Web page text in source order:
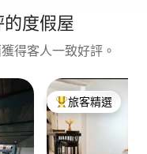
度假屋
得客人一致好評。
旅客精選榜首
旅客精選